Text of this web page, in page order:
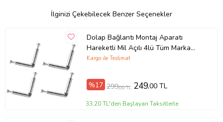
İlginizi Çekebilecek Benzer Seçenekler
Dolap Bağlantı Montaj Aparatı
Hareketli Mil Açılı 4lü Tüm Marka
Uyumlu
Kargo ile Teslimat
%17 299,00 TL 249,00 TL
33,20 TL'den Başlayan Taksitlerle